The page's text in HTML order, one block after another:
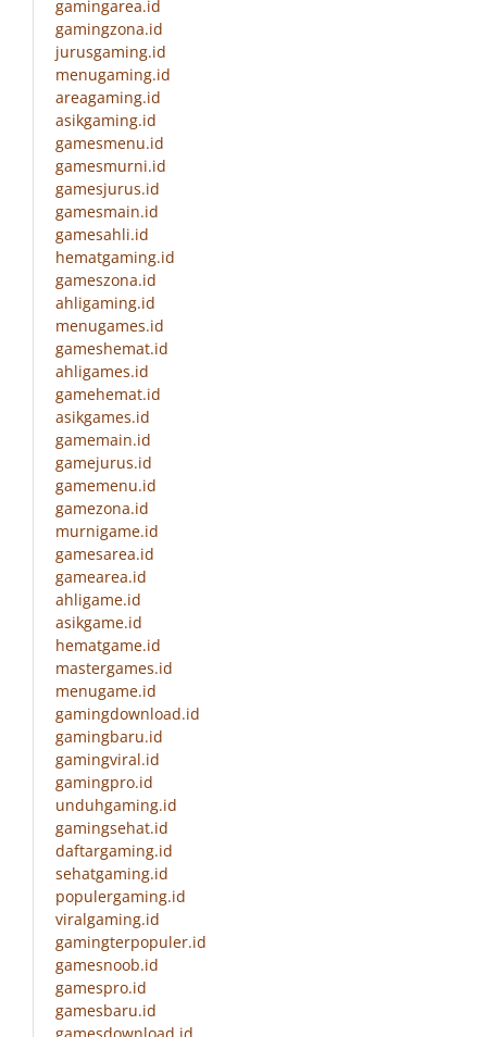
gamingarea.id
gamingzona.id
jurusgaming.id
menugaming.id
areagaming.id
asikgaming.id
gamesmenu.id
gamesmurni.id
gamesjurus.id
gamesmain.id
gamesahli.id
hematgaming.id
gameszona.id
ahligaming.id
menugames.id
gameshemat.id
ahligames.id
gamehemat.id
asikgames.id
gamemain.id
gamejurus.id
gamemenu.id
gamezona.id
murnigame.id
gamesarea.id
gamearea.id
ahligame.id
asikgame.id
hematgame.id
mastergames.id
menugame.id
gamingdownload.id
gamingbaru.id
gamingviral.id
gamingpro.id
unduhgaming.id
gamingsehat.id
daftargaming.id
sehatgaming.id
populergaming.id
viralgaming.id
gamingterpopuler.id
gamesnoob.id
gamespro.id
gamesbaru.id